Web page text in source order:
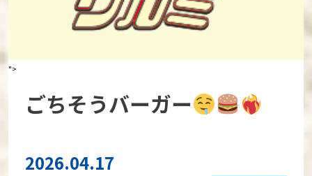
">
ごちそうバーガー
2026.04.17